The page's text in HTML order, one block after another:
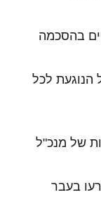
בהסכמה
הנוגעת לכל
של מנכ"ל
בעבר